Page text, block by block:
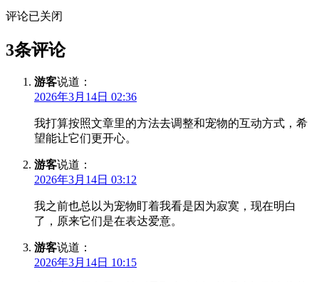
评论已关闭
3条评论
游客说道：
2026年3月14日 02:36
我打算按照文章里的方法去调整和宠物的互动方式，希
望能让它们更开心。
游客说道：
2026年3月14日 03:12
我之前也总以为宠物盯着我看是因为寂寞，现在明白
了，原来它们是在表达爱意。
游客说道：
2026年3月14日 10:15